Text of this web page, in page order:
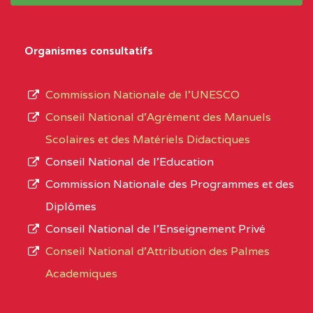
D'ENSEIGNEMENT
PROFESSIONNEL
(CEGEP) STE FOI BP
:4740 YAOUNDE
CENTRE
COLLEGE PANAFRICAIN
DE L'EXCELLENCE BP
CENTRE
COLLEGE PRIVE
type
L’offre
d’éducation
de
Organismes consultatifs
Commission Nationale de l’UNESCO
Conseil National d’Agrément des Manuels
Scolaires et des Matériels Didactiques
Conseil National de l’Education
Commission Nationale des Programmes et des
Diplômes
Conseil National de l’Enseignement Privé
Conseil National d'Attribution des Palmes
Academiques